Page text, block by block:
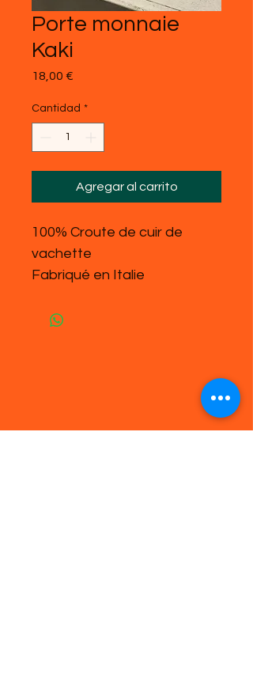
Porte monnaie
Kaki
18,00 €
Cantidad *
Agregar al carrito
100% Croute de cuir de
vachette
Fabriqué en Italie